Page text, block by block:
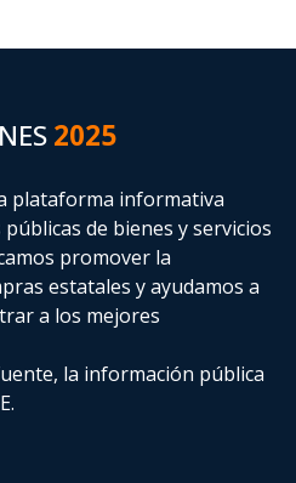
2025
plataforma informativa
de bienes y servicios
promover la
estatalesy ayudamos a
a los mejores
la información pública